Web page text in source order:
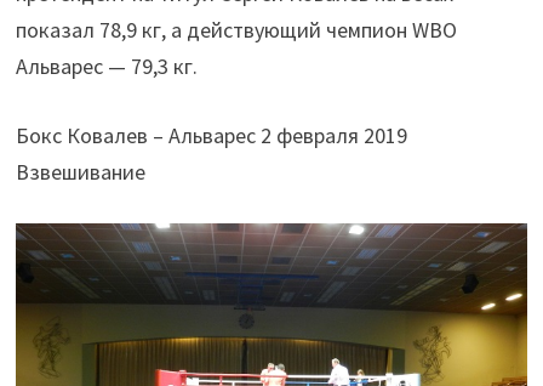
показал 78,9 кг, а действующий чемпион WBO
Альварес — 79,3 кг.
Бокс Ковалев – Альварес 2 февраля 2019
Взвешивание